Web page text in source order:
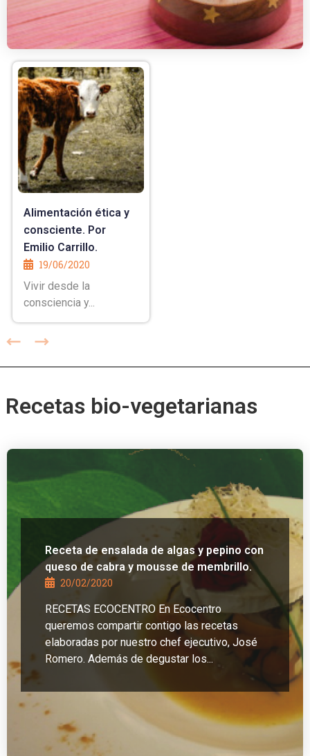
Alimentación ética y
consciente. Por
Emilio Carrillo.
19/06/2020
Vivir desde la
consciencia y...
Recetas bio-vegetarianas
Receta de ensalada de algas y pepino con
queso de cabra y mousse de membrillo.
20/02/2020
RECETAS ECOCENTRO En Ecocentro
queremos compartir contigo las recetas
elaboradas por nuestro chef ejecutivo, José
Romero. Además de degustar los...